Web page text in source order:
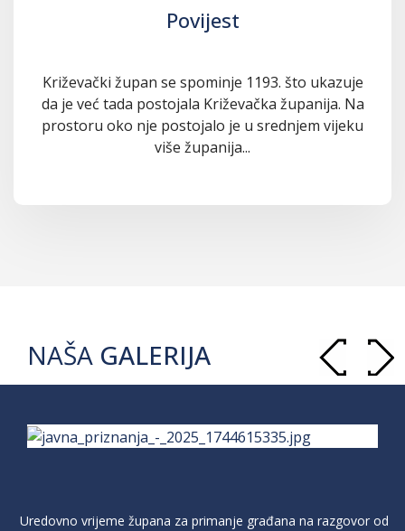
Povijest
Križevački župan se spominje 1193. što ukazuje
da je već tada postojala Križevačka županija. Na
prostoru oko nje postojalo je u srednjem vijeku
više županija...
NAŠA GALERIJA
Uredovno vrijeme župana za primanje građana na razgovor od